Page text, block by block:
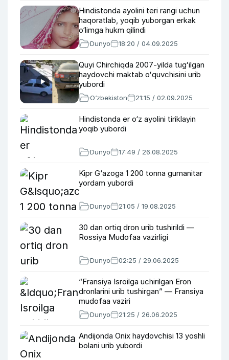
Hindistonda ayolini teri rangi uchun
haqoratlab, yoqib yuborgan erkak
o‘limga hukm qilindi
Dunyo 18:20 / 04.09.2025
Quyi Chirchiqda 2007-yilda tugʻilgan
haydovchi maktab oʻquvchisini urib
yubordi
O‘zbekiston 21:15 / 02.09.2025
Hindistonda er o‘z ayolini tiriklayin
yoqib yubordi
Dunyo 17:49 / 26.08.2025
Kipr G‘azoga 1 200 tonna gumanitar
yordam yubordi
Dunyo 21:05 / 19.08.2025
30 dan ortiq dron urib tushirildi —
Rossiya Mudofaa vazirligi
Dunyo 02:25 / 29.06.2025
“Fransiya Isroilga uchirilgan Eron
dronlarini urib tushirgan” — Fransiya
mudofaa vaziri
Dunyo 21:25 / 26.06.2025
Andijonda Onix haydovchisi 13 yoshli
bolani urib yubordi